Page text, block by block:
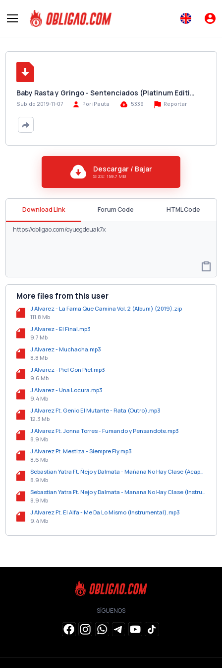
Baby Rasta y Gringo - Sentenciados (Platinum Editi…
Subido 2019-11-07 Por iPauta 5339 Reportar
Descargar / Bajar
SIZE: 159.7 MB
Download Link Forum Code HTML Code
More files from this user
J Alvarez - La Fama Que Camina Vol. 2 (Album) (2019).zip
111.8 Mb
J Alvarez - El Final.mp3
9.7 Mb
J Alvarez - Muchacha.mp3
8.8 Mb
J Alvarez - Piel Con Piel.mp3
9.6 Mb
J Alvarez - Una Locura.mp3
9.4 Mb
J Alvarez Ft. Genio El Mutante - Rata (Outro).mp3
12.3 Mb
J Alvarez Ft. Jonna Torres - Fumando y Pensandote.mp3
8.9 Mb
J Alvarez Ft. Mestiza - Siempre Fly.mp3
8.6 Mb
Sebastian Yatra Ft. Ñejo y Dalmata - Mañana No Hay Clase (Acapella).mp3
8.9 Mb
Sebastian Yatra Ft. Nejo y Dalmata - Manana No Hay Clase (Instrumental).mp3
8.9 Mb
J Alvarez Ft. El Alfa - Me Da Lo Mismo (Instrumental).mp3
9.4 Mb
SÍGUENOS